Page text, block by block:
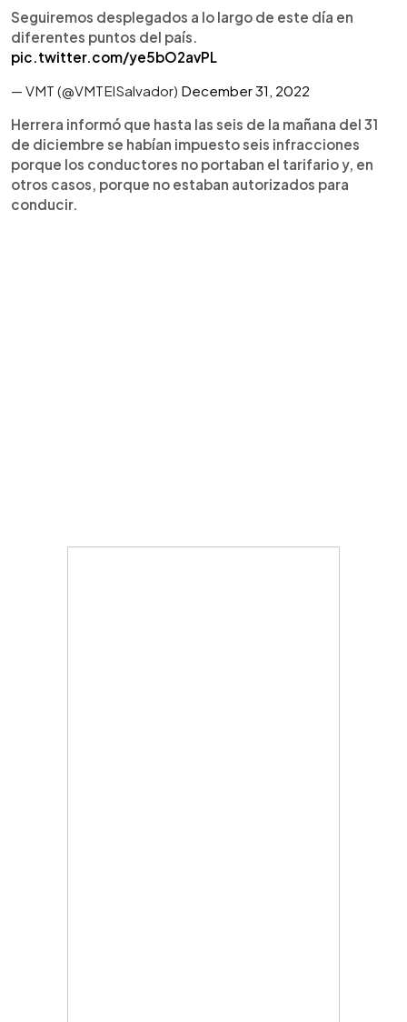
Seguiremos desplegados a lo largo de este día en
diferentes puntos del país.
pic.twitter.com/ye5bO2avPL
— VMT (@VMTElSalvador) December 31, 2022
Herrera informó que hasta las seis de la mañana del 31
de diciembre se habían impuesto seis infracciones
porque los conductores no portaban el tarifario y, en
otros casos, porque no estaban autorizados para
conducir.